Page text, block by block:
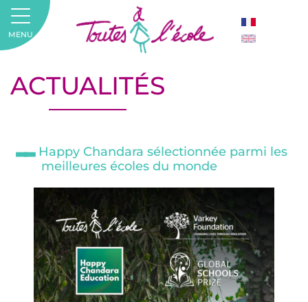
ACTUALITÉS
Happy Chandara sélectionnée parmi les
meilleures écoles du monde
MENU